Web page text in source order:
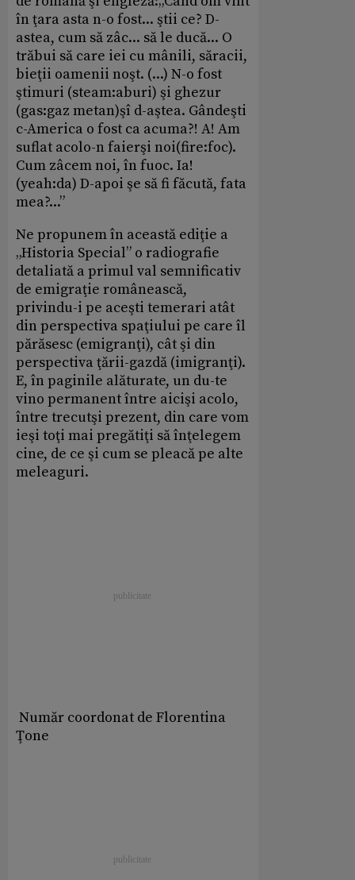
în ţara asta n-o fost... ştii ce? D-
astea, cum să zâc... să le ducă... O
trăbui să care iei cu mânili, săracii,
bieţii oamenii noşt. (...) N-o fost
ştimuri (steam:aburi) şi ghezur
(gas:gaz metan)şî d-aştea. Gândeşti
c-America o fost ca acuma?! A! Am
suflat acolo-n faierşi noi(fire:foc).
Cum zâcem noi, în fuoc. Ia!
(yeah:da) D-apoi şe să fi făcută, fata
mea?...”
Ne propunem în această ediţie a
„Historia Special” o radiografie
detaliată a primul val semnificativ
de emigraţie românească,
privindu-i pe aceşti temerari atât
din perspectiva spaţiului pe care îl
părăsesc (emigranţi), cât şi din
perspectiva ţării-gazdă (imigranţi).
E, în paginile alăturate, un du-te
vino permanent între aicişi acolo,
între trecutşi prezent, din care vom
ieşi toţi mai pregătiţi să înţelegem
cine, de ce şi cum se pleacă pe alte
meleaguri.
Număr coordonat de Florentina
Ţone